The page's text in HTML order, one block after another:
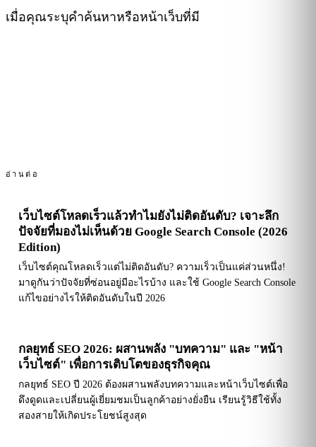
เมื่อคุณระบุคำค้นหาหรือหน้าเว็บที่มี
อ่านต่อ
เว็บไซต์โหลดเร็วแล้วทำไมยังไม่ติดอันดับ? เจาะลึก
ปัจจัยที่มองไม่เห็นด้วย Google Search Console (2026
Edition)
เว็บไซต์คุณโหลดเร็วแต่ไม่ติดอันดับ? ความเร็วเป็นแค่ส่วนหนึ่ง!
มาดูกันว่าปัจจัยที่ซ่อนอยู่มีอะไรบ้าง และใช้ Google Search Console
แก้ไขอย่างไรให้ติดอันดับในปี 2026
กลยุทธ์ SEO 2026: ผสานพลัง "บทความ" และ "หน้า
เว็บไซต์" เพื่อการเติบโตของธุรกิจคุณ
กลยุทธ์ SEO ปี 2026 ต้องผสานพลังบทความและหน้าเว็บไซต์เพื่อ
ดึงดูดและเปลี่ยนผู้เยี่ยมชมเป็นลูกค้าอย่างยั่งยืน เรียนรู้วิธีใช้ทั้ง
สองสายให้เกิดประโยชน์สูงสุด